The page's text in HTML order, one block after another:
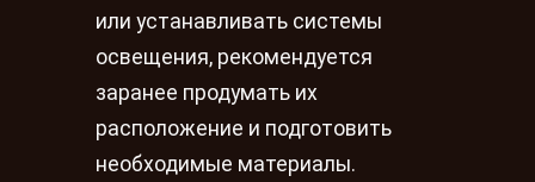
или устанавливать системы
освещения, рекомендуется
заранее продумать их
расположение и подготовить
необходимые материалы.